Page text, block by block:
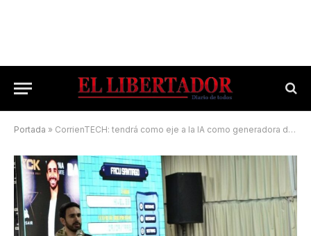
Portada » CorrienTECH: tendrá como eje a la IA como generadora de oportunidades